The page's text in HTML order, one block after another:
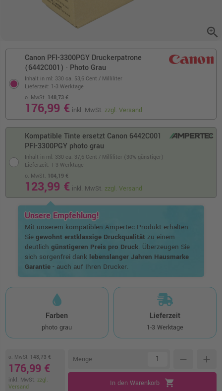
zoom_in
Canon PFI-3300PGY Druckerpatrone
(6442C001) · Photo Grau
Inhalt in ml: 330 ca. 53,6 Cent / Milliliter
o. MwSt. 148,73 €
176,99 € inkl. MwSt.zzgl. Versand
Lieferzeit: 1-3 Werktage
Kompatible Tinte ersetzt Canon 6442C001
PFI-3300PGY photo grau
Inhalt in ml: 330 ca. 37,6 Cent / Milliliter (30% günstiger)
o. MwSt. 104,19 €
123,99 € inkl. MwSt. zzgl. Versand
Lieferzeit: 1-3 Werktage
Unsere Empfehlung!
Mit unserem kompatiblen Ampertec Produkt erhalten
Sie gewohnt erstklassige Druckqualität zu einem
deutlich günstigeren Preis pro Druck. Überzeugen Sie
sich sorgenfrei dank lebenslanger Jahren Hausmarke
Garantie- auch auf Ihren Drucker.
Farben
photo grau
Lieferzeit
1-3 Werktage
o. MwSt. 148,73 €
176,99 €
inkl. MwSt. zzgl.
Versand
Menge remove add
In den Warenkorb shopping_cart